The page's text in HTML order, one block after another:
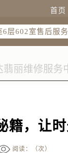
首页
字楼D座11层
11层1102室售
层602室售后服
，让时
阅读：（次）